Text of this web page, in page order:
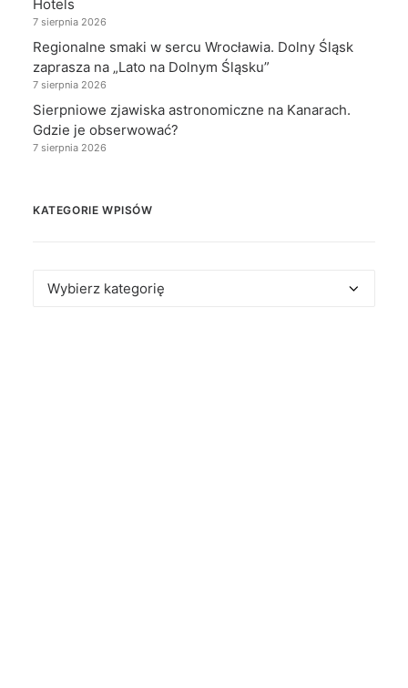
Hotels
7 sierpnia 2026
Regionalne smaki w sercu Wrocławia. Dolny Śląsk
zaprasza na „Lato na Dolnym Śląsku”
7 sierpnia 2026
Sierpniowe zjawiska astronomiczne na Kanarach.
Gdzie je obserwować?
7 sierpnia 2026
KATEGORIE WPISÓW
Kategorie